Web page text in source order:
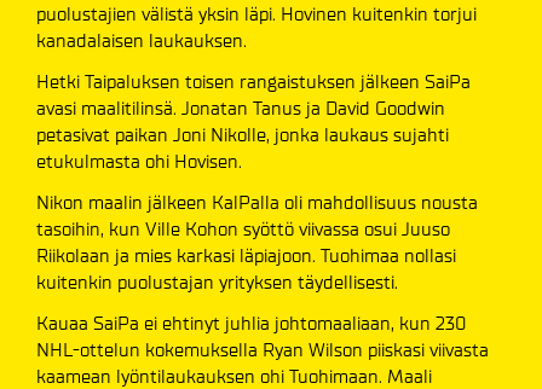
puolustajien välistä yksin läpi. Hovinen kuitenkin torjui
kanadalaisen laukauksen.
Hetki Taipaluksen toisen rangaistuksen jälkeen SaiPa
avasi maalitilinsä. Jonatan Tanus ja David Goodwin
petasivat paikan Joni Nikolle, jonka laukaus sujahti
etukulmasta ohi Hovisen.
Nikon maalin jälkeen KalPalla oli mahdollisuus nousta
tasoihin, kun Ville Kohon syöttö viivassa osui Juuso
Riikolaan ja mies karkasi läpiajoon. Tuohimaa nollasi
kuitenkin puolustajan yrityksen täydellisesti.
Kauaa SaiPa ei ehtinyt juhlia johtomaaliaan, kun 230
NHL-ottelun kokemuksella Ryan Wilson piiskasi viivasta
kaamean lyöntilaukauksen ohi Tuohimaan. Maali